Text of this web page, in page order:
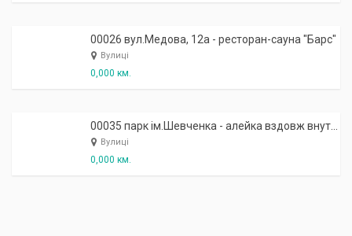
00026 вул.Медова, 12а - ресторан-сауна "Барс"
Вулиці
0,000 км.
Вулиці
0,000 км.